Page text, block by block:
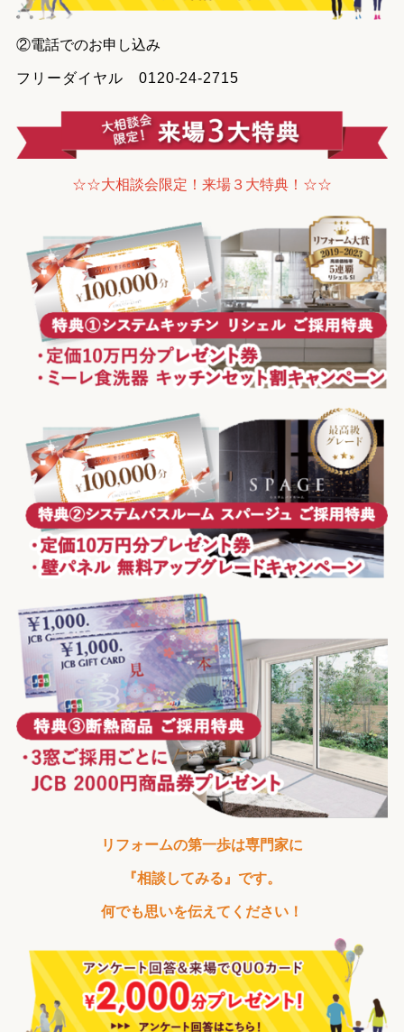
②電話でのお申し込み
フリーダイヤル 0120-24-2715
☆☆大相談会限定！来場３大特典！☆☆
リフォームの第一歩は専門家に
『相談してみる』です。
何でも思いを伝えてください！